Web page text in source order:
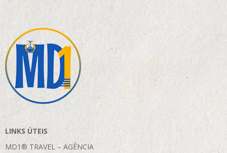
LINKS ÚTEIS
MD1® TRAVEL – AGÊNCIA